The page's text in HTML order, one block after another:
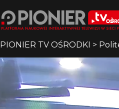
PIONIER TV OŚRODKI >